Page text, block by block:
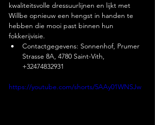
kwaliteitsvolle dressuurlijnen en lijkt met
Willbe opnieuw een hengst in handen te
hebben die mooi past binnen hun
fokkerijvisie.
Contactgegevens: Sonnenhof, Prumer
Strasse 8A, 4780 Saint-Vith,
+32474832931
https://youtube.com/shorts/5AAy01WNSJw